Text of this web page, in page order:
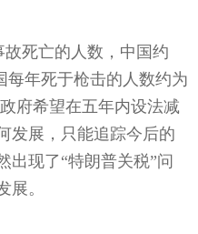
死亡的人数，中国约
每年死于枪击的人数约为
府希望在五年内设法减
发展，只能追踪今后的
出现了“特朗普关税”问
展。